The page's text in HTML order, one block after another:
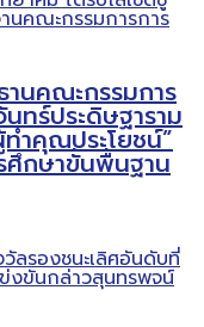
นคณะกรรมการ
ทร์ประดิษฐาราม
ำคุณประโยชน์”
ศึกษาขั้นพื้นฐาน